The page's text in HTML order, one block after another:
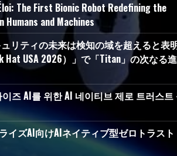
The First Bionic Robot Redefining the
Humans and Machines
リティの未来は検知の域を超えると表
Hat USA 2026）」で「Titan」の次なる
즈 AI를 위한 AI 네이티브 제로 트러스
イズAI向けAIネイティブ型ゼロトラス